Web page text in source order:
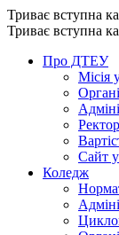
Триває вступна
Триває вступна
Про ДТЕУ
Місія
Сайт
Коледж